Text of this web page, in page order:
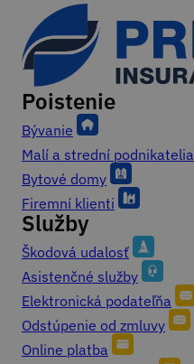
Footer
Poistenie
Bývanie
Malí a strední podnikatelia
Bytové domy
Firemní klienti
Služby
Škodová udalosť
Asistenčné služby
Elektronická podateľňa
Odstúpenie od zmluvy
Online platba